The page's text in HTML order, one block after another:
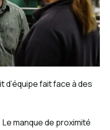
d’équipe fait face à des
Le manque de proximité